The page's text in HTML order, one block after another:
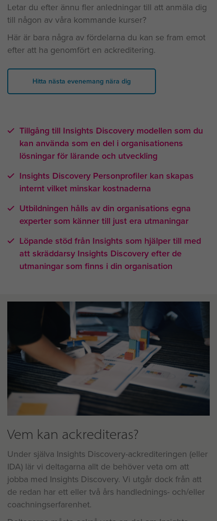
Letar du efter ännu fler anledningar till att anmäla dig
till någon av våra kommande kurser?
Här är bara några av fördelarna du kan se fram emot
efter att ha genomfört en ackreditering.
Hitta nästa evenemang nära dig
Tillgång till Insights Discovery modellen som du
kan använda som en del i organisationens
lösningar för lärande och utveckling
Insights Discovery Personprofiler kan skapas
internt vilket minskar kostnaderna
Utbildningen hålls av din organisations egna
experter som känner till just era utmaningar
Löpande stöd från Insights som hjälper till med
att skräddarsy Insights Discovery efter de
utmaningar som finns i din organisation
Vem kan ackrediteras?
Under själva Insights Discovery-ackrediteringen (eller
IDA) lär vi deltagarna allt de behöver veta om att
jobba med Insights Discovery. Vi utgår dock från att
de redan har ett eller två års handlednings- och/eller
coachningserfarenhet.